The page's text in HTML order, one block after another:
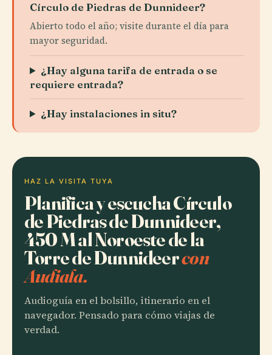
Círculo de Piedras de Dunnideer?
Abierto todo el año; visite durante el día para
mayor seguridad.
¿Hay alguna tarifa de entrada o se
requiere entrada?
¿Hay instalaciones in situ?
HAZ LA VISITA TUYA
Planifica y escucha Círculo
de Piedras de Dunnideer,
450 M al Noroeste de la
Torre de Dunnideercon
Audiala.
Audioguía en el bolsillo, itinerario en el
navegador. Pensado para cómo viajas de
verdad.